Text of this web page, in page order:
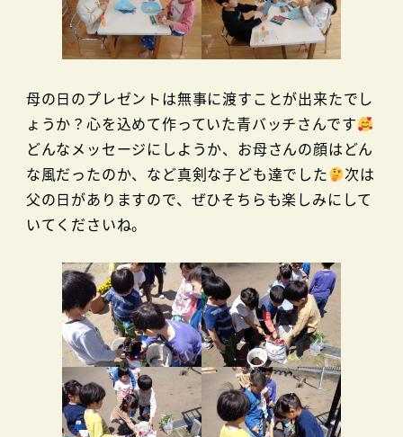
母の日のプレゼントは無事に渡すことが出来たでし
ょうか？心を込めて作っていた青バッチさんです
どんなメッセージにしようか、お母さんの顔はどん
な風だったのか、など真剣な子ども達でした
次は
父の日がありますので、ぜひそちらも楽しみにして
いてくださいね。